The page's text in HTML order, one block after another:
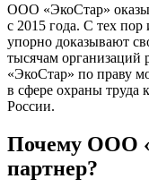
ООО «ЭкоСтар»
с 2015 года. С тех
упорно доказывают
тысячам
«ЭкоСтар» по праву
в сфере охраны труда
России.
Почему ООО
партнер?